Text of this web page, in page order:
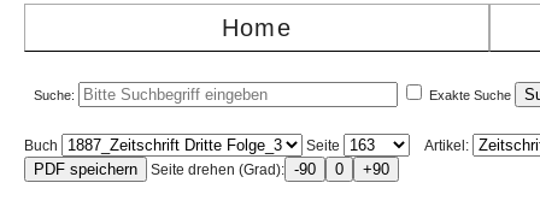
Home
Suche: Exakte Suche
Buch Seite
Artikel:
Seite drehen (Grad):